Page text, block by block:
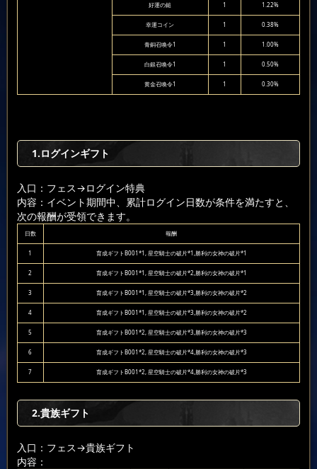
好運の鎚 1 1.22%
幸運コイン 1 0.38%
青銅召喚令1 1 1.00%
白銀召喚令1 1 0.50%
黄金召喚令1 1 0.30%
1.ログインギフト
入口：フェス→ログイン特典
内容：イベント期間中、累計ログイン日数が条件を満たすと、
次の報酬が受領できます。
日数 報酬
1 育成ギフトB001*1, 星空騎士の破片*1,勝利の女神の破片*1
2 育成ギフトB001*1, 星空騎士の破片*2,勝利の女神の破片*1
3 育成ギフトB001*1, 星空騎士の破片*3,勝利の女神の破片*2
4 育成ギフトB001*1, 星空騎士の破片*3,勝利の女神の破片*2
5 育成ギフトB001*2, 星空騎士の破片*3,勝利の女神の破片*3
6 育成ギフトB001*2, 星空騎士の破片*4,勝利の女神の破片*3
7 育成ギフトB001*2, 星空騎士の破片*4,勝利の女神の破片*3
2.貴族ギフト
入口：フェス→貴族ギフト
内容：